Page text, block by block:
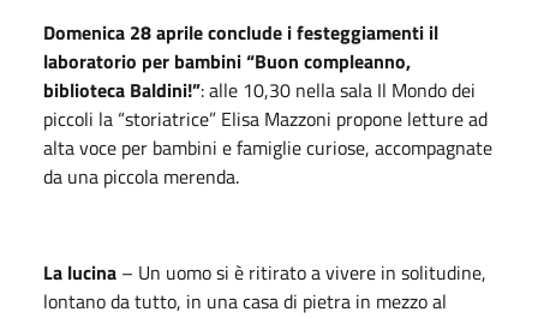
Domenica 28 aprile conclude i festeggiamenti il
laboratorio per bambini “Buon compleanno,
biblioteca Baldini!”: alle 10,30 nella sala Il Mondo dei
piccoli la “storiatrice” Elisa Mazzoni propone letture ad
alta voce per bambini e famiglie curiose, accompagnate
da una piccola merenda.
La lucina – Un uomo si è ritirato a vivere in solitudine,
lontano da tutto, in una casa di pietra in mezzo al